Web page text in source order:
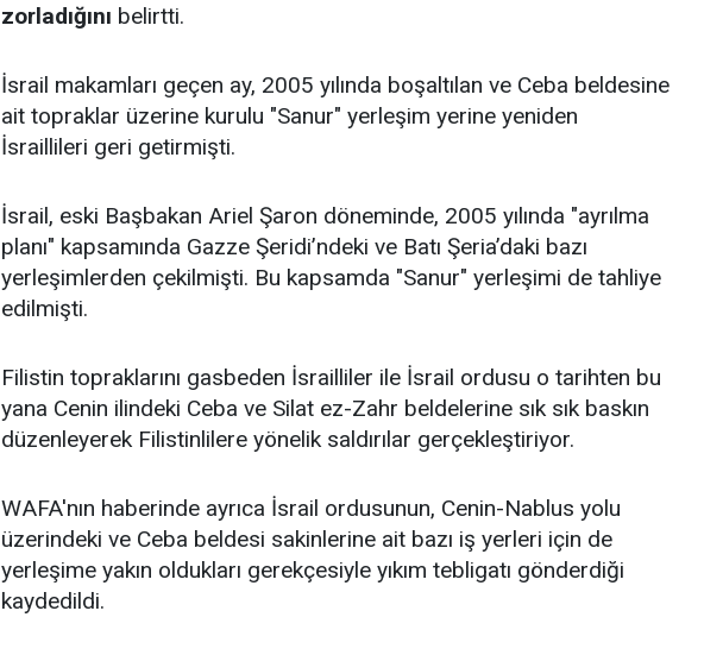
zorladığını belirtti.
İsrail makamları geçen ay, 2005 yılında boşaltılan ve Ceba beldesine
ait topraklar üzerine kurulu "Sanur" yerleşim yerine yeniden
İsraillileri geri getirmişti.
İsrail, eski Başbakan Ariel Şaron döneminde, 2005 yılında "ayrılma
planı" kapsamında Gazze Şeridi’ndeki ve Batı Şeria’daki bazı
yerleşimlerden çekilmişti. Bu kapsamda "Sanur" yerleşimi de tahliye
edilmişti.
Filistin topraklarını gasbeden İsrailliler ile İsrail ordusu o tarihten bu
yana Cenin ilindeki Ceba ve Silat ez-Zahr beldelerine sık sık baskın
düzenleyerek Filistinlilere yönelik saldırılar gerçekleştiriyor.
WAFA'nın haberinde ayrıca İsrail ordusunun, Cenin-Nablus yolu
üzerindeki ve Ceba beldesi sakinlerine ait bazı iş yerleri için de
yerleşime yakın oldukları gerekçesiyle yıkım tebligatı gönderdiği
kaydedildi.